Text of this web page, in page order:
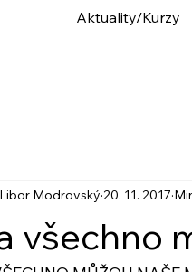
Aktuality/Kurzy
všechno
Libor Modrovský 20. 11. 2017